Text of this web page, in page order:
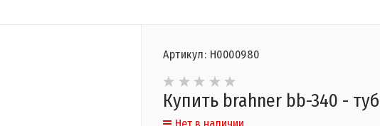
Артикул: Н0000980
Купить brahner bb-340 -